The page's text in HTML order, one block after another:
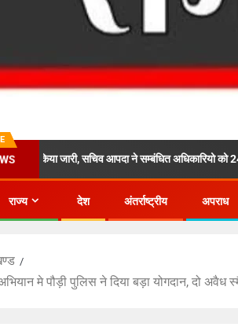
आपदा ने सम्बंधित अधिकारियो को 24×7 अलर्ट रहने
राज्य देश अंतर्राष्ट्रीय अपराध
मे पौड़ी पुलिस ने दिया बड़ा योगदान, दो